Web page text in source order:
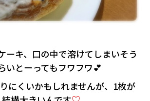
ーキ、口の中で溶けてしまいそう
いとーってもフワフワ💕
にくいかもしれませんが、1枚が